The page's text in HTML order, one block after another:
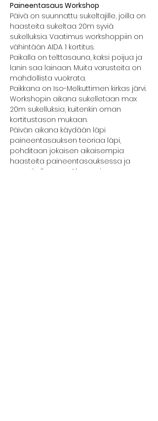
Paineentasaus Workshop
Päivä on suunnattu sukeltajille, joilla on
haasteita sukeltaa 20m syviä
sukelluksia. Vaatimus workshoppiin on
vähintään AIDA 1 kortitus.
Paikalla on telttasauna, kaksi poijua ja
lanin saa lainaan. Muita varusteita on
mahdollista vuokrata.
Paikkana on Iso-Melkuttimen kirkas järvi.
Workshopin aikana sukelletaan max
20m sukelluksia, kuitenkin oman
kortitustason mukaan.
Päivän aikana käydään läpi
paineentasauksen teoriaa läpi,
pohditaan jokaisen aikaisempia
haasteita paineentasauksessa ja
suunnitellaan myöhemmin